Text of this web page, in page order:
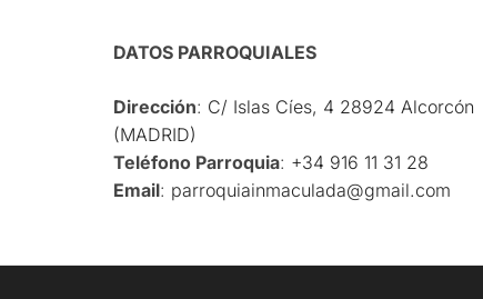
DATOS PARROQUIALES
Dirección: C/ Islas Cíes, 4 28924 Alcorcón
(MADRID)
Teléfono Parroquia: ‎+34 916 11 31 28
Email: parroquiainmaculada@gmail.com